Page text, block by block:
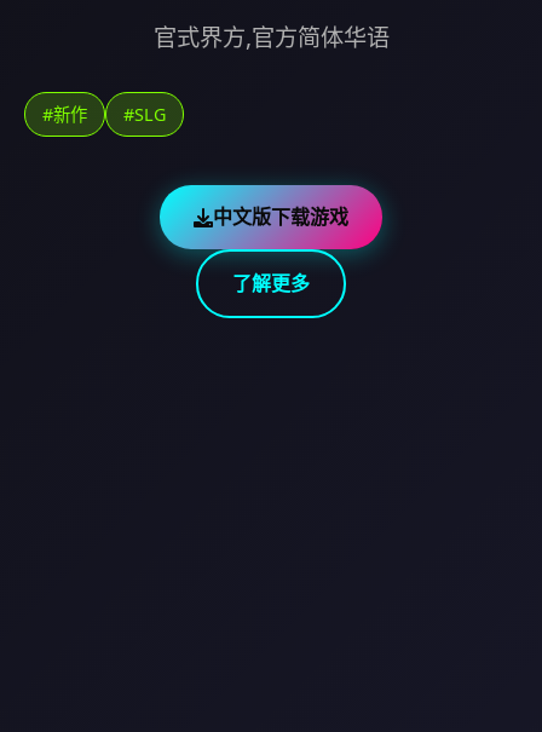
官式界方,官方简体华语
#新作 #SLG
中文版下载游戏
了解更多